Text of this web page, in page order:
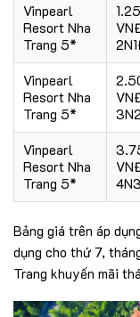
Vinpearl
Resort Nha
Trang 5*
Vinpearl
Resort Nha
Trang 5*
Vinpearl
Resort Nha
Trang 5*
Bảng giá trên áp
dụng cho thứ 7,
Trang khuyến mãi